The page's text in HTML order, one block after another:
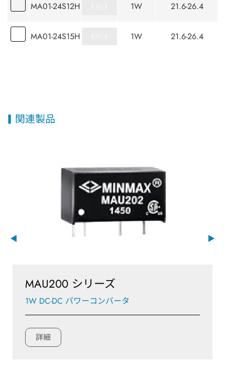
MA01-24S12H 1W 21.6-26.4
MA01-24S15H 1W 21.6-26.4
関連製品
MAU200 シリーズ
1W DC-DC パワーコンバータ
詳細